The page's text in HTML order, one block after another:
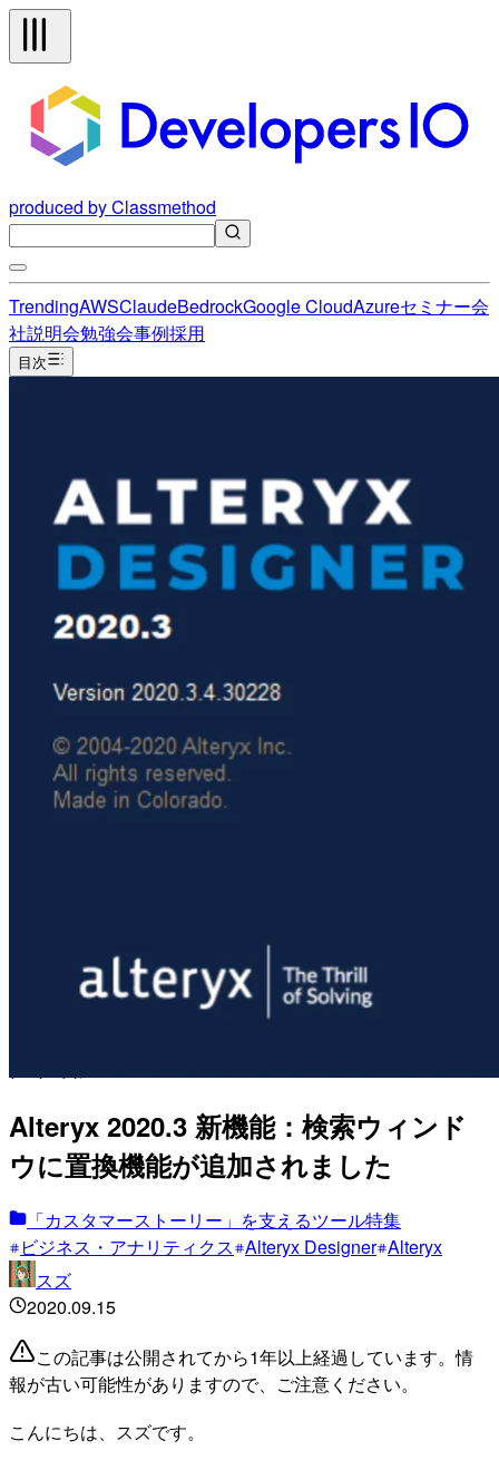
produced by Classmethod
TrendingAWSClaudeBedrockGoogle CloudAzureセミナー会
社説明会勉強会事例採用
目次
Alteryx 2020.3 新機能：検索ウィンド
ウに置換機能が追加されました
「カスタマーストーリー」を支えるツール特集
ビジネス・アナリティクス Alteryx Designer Alteryx
スズ
2020.09.15
この記事は公開されてから1年以上経過しています。情
報が古い可能性がありますので、ご注意ください。
こんにちは、スズです。